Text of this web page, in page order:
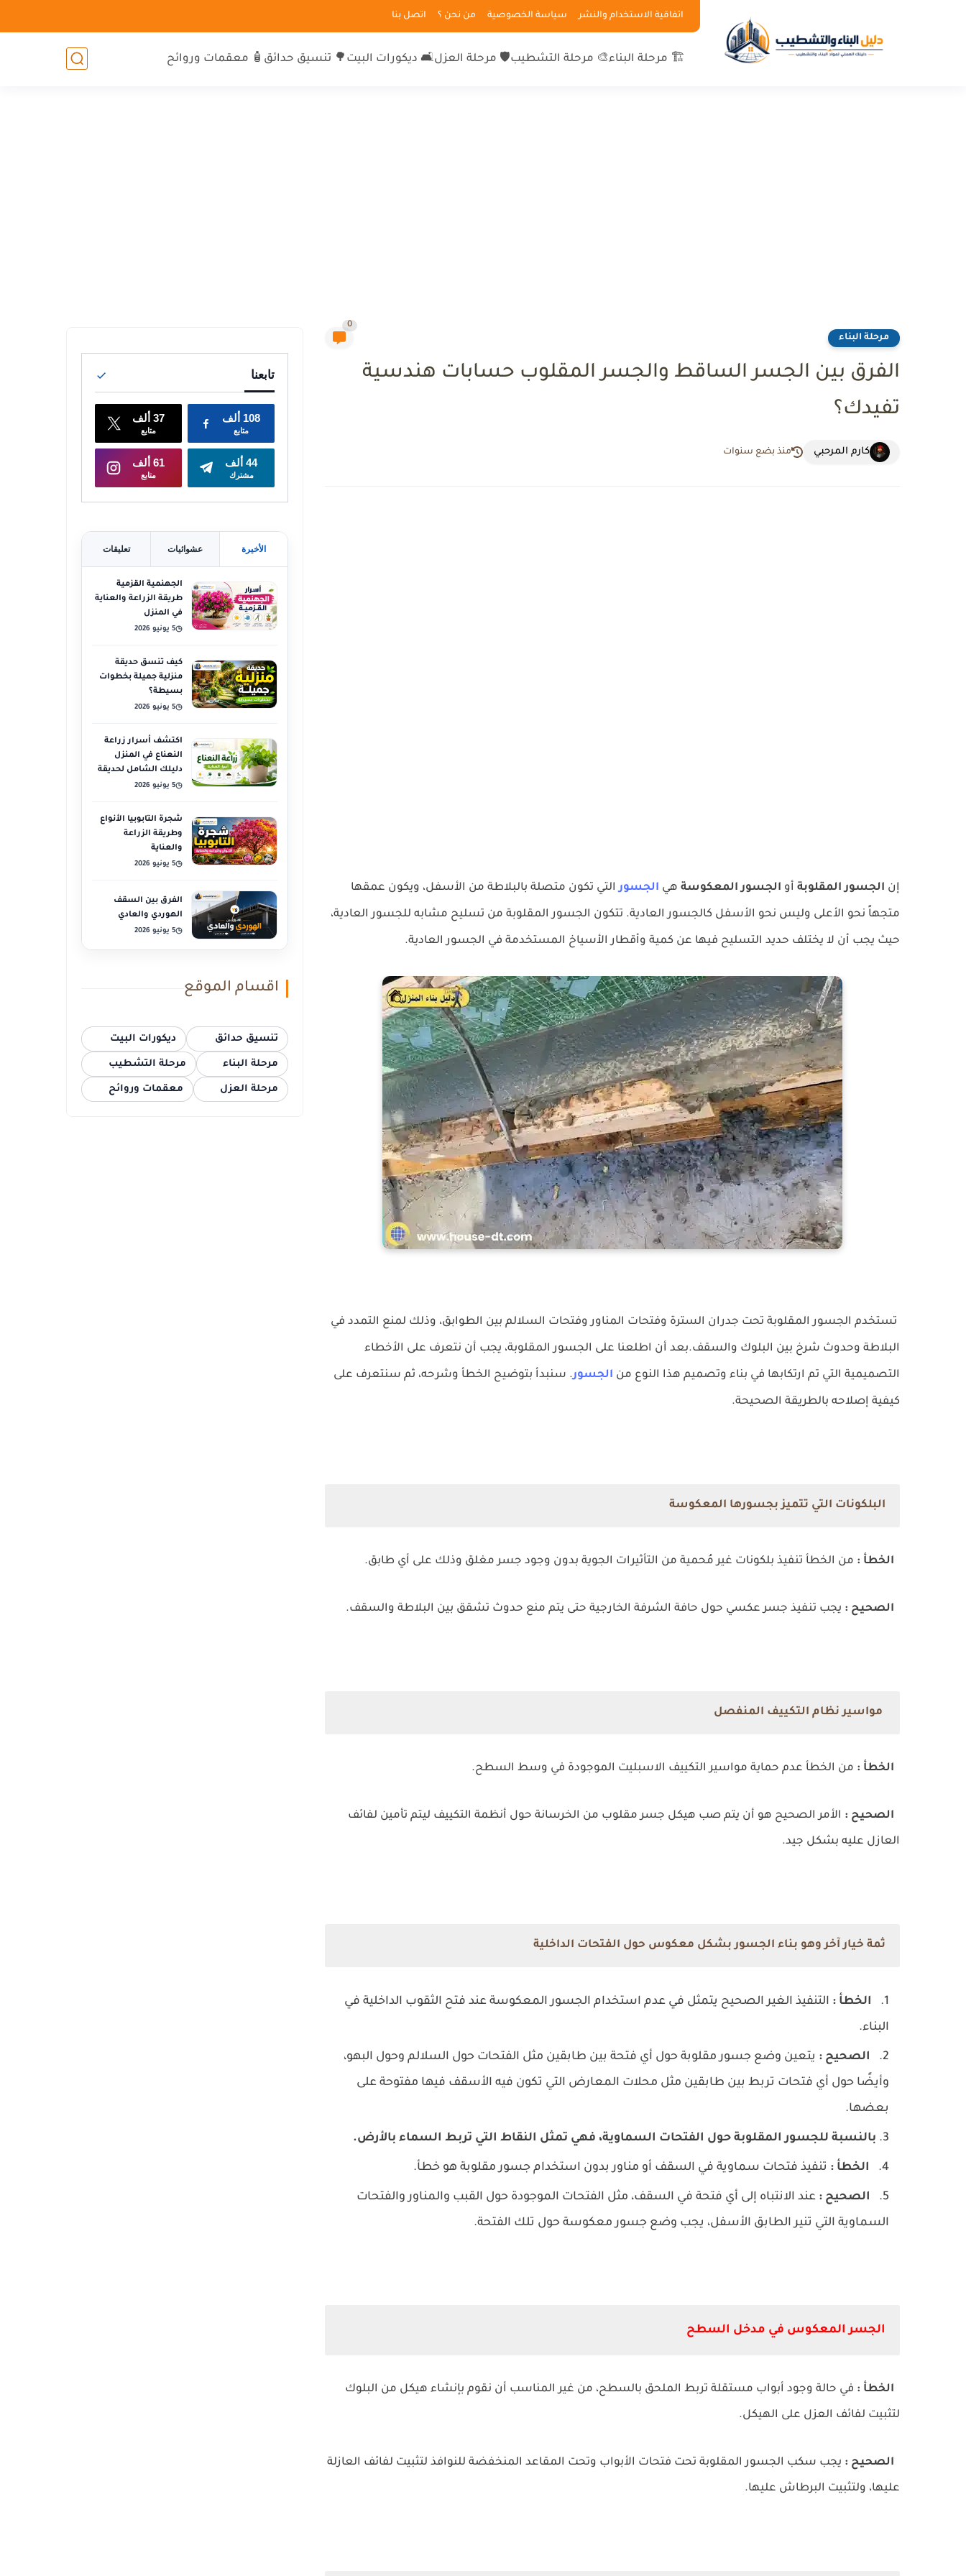
اتفاقية الاستخدام والنشر سياسة الخصوصية من نحن ؟ اتصل بنا
🏗 مرحلة البناء🎨 مرحلة التشطيب🛡 مرحلة العزل🛋 ديكورات البيت 🌳 تنسيق حدائق 🧴 معقمات وروائح
مرحلة البناء
0
الفرق بين الجسر الساقط والجسر المقلوب حسابات هندسية
تفيدك؟
كارم المرحبي منذ بضع سنوات
إن الجسور المقلوبة أو الجسور المعكوسة هي الجسور التي تكون متصلة بالبلاطة من الأسفل، ويكون عمقها
متجهاً نحو الأعلى وليس نحو الأسفل كالجسور العادية. تتكون الجسور المقلوبة من تسليح مشابه للجسور العادية،
حيث يجب أن لا يختلف حديد التسليح فيها عن كمية وأقطار الأسياخ المستخدمة في الجسور العادية.
تستخدم الجسور المقلوبة تحت جدران السترة وفتحات المناور وفتحات السلالم بين الطوابق، وذلك لمنع التمدد في
البلاطة وحدوث شرخ بين البلوك والسقف.بعد أن اطلعنا على الجسور المقلوبة، يجب أن نتعرف على الأخطاء
التصميمية التي تم ارتكابها في بناء وتصميم هذا النوع من الجسور. سنبدأ بتوضيح الخطأ وشرحه، ثم سنتعرف على
كيفية إصلاحه بالطريقة الصحيحة.
البلكونات التي تتميز بجسورها المعكوسة
الخطأ : من الخطأ تنفيذ بلكونات غير مُحمية من التأثيرات الجوية بدون وجود جسر مغلق وذلك على أي طابق.
الصحيح : يجب تنفيذ جسر عكسي حول حافة الشرفة الخارجية حتى يتم منع حدوث تشقق بين البلاطة والسقف.
مواسير نظام التكييف المنفصل
الخطأ : من الخطأ عدم حماية مواسير التكييف الاسبليت الموجودة في وسط السطح.
الصحيح : الأمر الصحيح هو أن يتم صب هيكل جسر مقلوب من الخرسانة حول أنظمة التكييف ليتم تأمين لفائف
العازل عليه بشكل جيد.
ثمة خيار آخر وهو بناء الجسور بشكل معكوس حول الفتحات الداخلية
الخطأ : التنفيذ الغير الصحيح يتمثل في عدم استخدام الجسور المعكوسة عند فتح الثقوب الداخلية في
البناء.
الصحيح : يتعين وضع جسور مقلوبة حول أي فتحة بين طابقين مثل الفتحات حول السلالم وحول البهو،
وأيضًا حول أي فتحات تربط بين طابقين مثل محلات المعارض التي تكون فيه الأسقف فيها مفتوحة على
بعضها.
بالنسبة للجسور المقلوبة حول الفتحات السماوية، فهي تمثل النقاط التي تربط السماء بالأرض.
الخطأ : تنفيذ فتحات سماوية في السقف أو مناور بدون استخدام جسور مقلوبة هو خطأ.
الصحيح : عند الانتباه إلى أي فتحة في السقف، مثل الفتحات الموجودة حول القبب والمناور والفتحات
السماوية التي تنير الطابق الأسفل، يجب وضع جسور معكوسة حول تلك الفتحة.
الجسر المعكوس في مدخل السطح
الخطأ : في حالة وجود أبواب مستقلة تربط الملحق بالسطح، من غير المناسب أن نقوم بإنشاء هيكل من البلوك
لتثبيت لفائف العزل على الهيكل.
الصحيح : يجب سكب الجسور المقلوبة تحت فتحات الأبواب وتحت المقاعد المنخفضة للنوافذ لتثبيت لفائف العازلة
عليها، ولتثبيت البرطاش عليها.
الأخيرة عشوائيات تعليقات
الجهنمية القزمية
طريقة الزراعة والعناية
في المنزل
◷5 يونيو 2026
كيف تنسق حديقة
منزلية جميلة بخطوات
بسيطة؟
◷5 يونيو 2026
اكتشف أسرار زراعة
النعناع في المنزل
دليلك الشامل لحديقة
عطرية
◷5 يونيو 2026
شجرة التابوبيا الأنواع
وطريقة الزراعة
والعناية
◷5 يونيو 2026
الفرق بين السقف
الهوردي والعادي
◷5 يونيو 2026
اقسام الموقع
تنسيق حدائق ديكورات البيت
مرحلة البناء مرحلة التشطيب
مرحلة العزل معقمات وروائح